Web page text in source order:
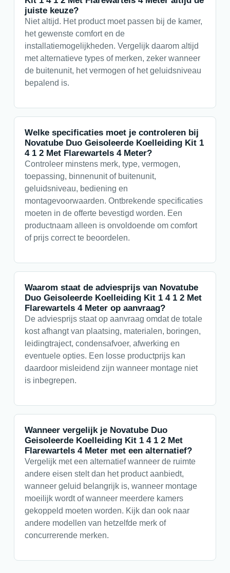
juiste keuze?
Niet altijd. Het product moet passen bij de kamer,
het gewenste comfort en de
installatiemogelijkheden. Vergelijk daarom altijd
met alternatieve types of merken, zeker wanneer
de buitenunit, het vermogen of het geluidsniveau
bepalend is.
Welke specificaties moet je controleren bij
Novatube Duo Geisoleerde Koelleiding Kit 1
4 1 2 Met Flarewartels 4 Meter?
Controleer minstens merk, type, vermogen,
toepassing, binnenunit of buitenunit,
geluidsniveau, bediening en
montagevoorwaarden. Ontbrekende specificaties
moeten in de offerte bevestigd worden. Een
productnaam alleen is onvoldoende om comfort
of prijs correct te beoordelen.
Waarom staat de adviesprijs van Novatube
Duo Geisoleerde Koelleiding Kit 1 4 1 2 Met
Flarewartels 4 Meter op aanvraag?
De adviesprijs staat op aanvraag omdat de totale
kost afhangt van plaatsing, materialen, boringen,
leidingtraject, condensafvoer, afwerking en
eventuele opties. Een losse productprijs kan
daardoor misleidend zijn wanneer montage niet
is inbegrepen.
Wanneer vergelijk je Novatube Duo
Geisoleerde Koelleiding Kit 1 4 1 2 Met
Flarewartels 4 Meter met een alternatief?
Vergelijk met een alternatief wanneer de ruimte
andere eisen stelt dan het product aanbiedt,
wanneer geluid belangrijk is, wanneer montage
moeilijk wordt of wanneer meerdere kamers
gekoppeld moeten worden. Kijk dan ook naar
andere modellen van hetzelfde merk of
concurrerende merken.